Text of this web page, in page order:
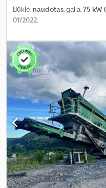
Būklė: naudotas, galia:75 kW
01/2022,